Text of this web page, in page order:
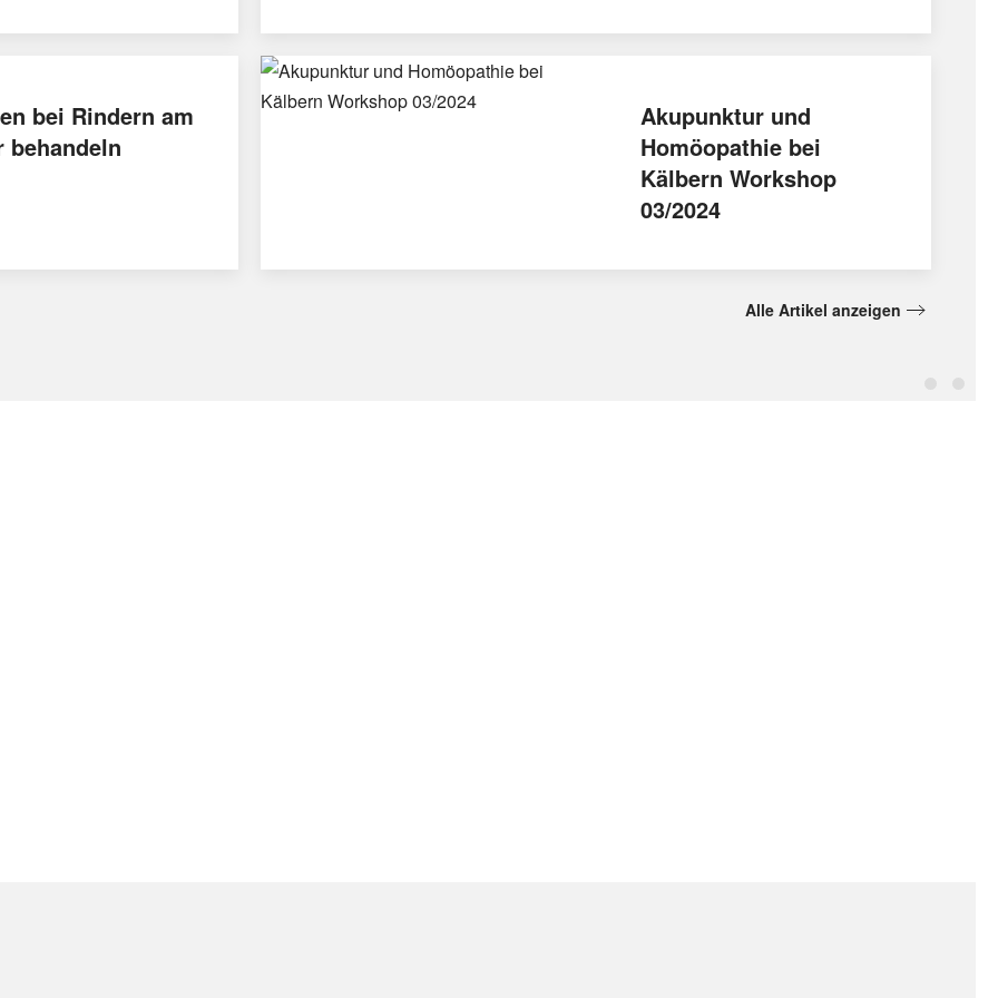
bei Rindern am
behandeln
Akupunktur und
Homöopathie bei
Kälbern Workshop
03/2024
Alle Artikel anzeigen